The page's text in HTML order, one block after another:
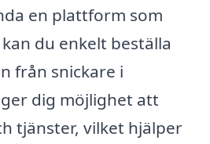
en plattform som
du enkelt beställa
från snickare i
dig möjlighet att
tjänster, vilket hjälper